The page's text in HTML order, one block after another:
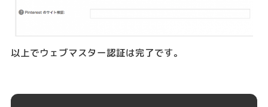
以上でウェブマスター認証は完了です。